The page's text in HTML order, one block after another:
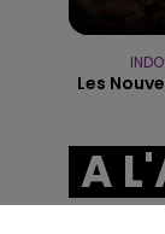
LE
Les
A